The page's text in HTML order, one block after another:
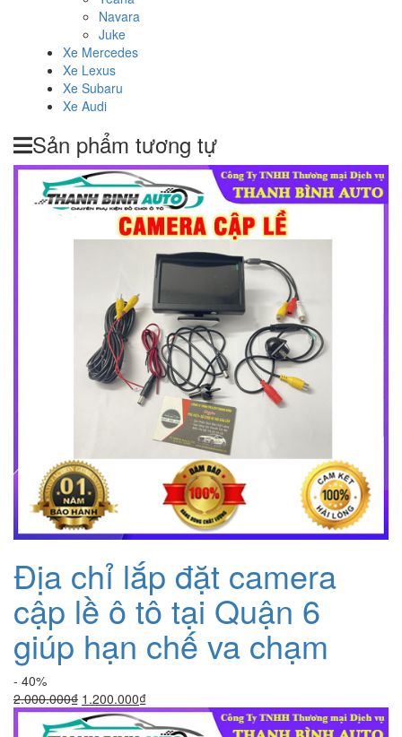
Navara
Juke
Xe Mercedes
Xe Lexus
Xe Subaru
Xe Audi
Sản phẩm tương tự
Địa chỉ lắp đặt camera
cập lề ô tô tại Quận 6
giúp hạn chế va chạm
- 40%
2.000.000₫ Giá
gốc
1.200.000₫Giá
hiện